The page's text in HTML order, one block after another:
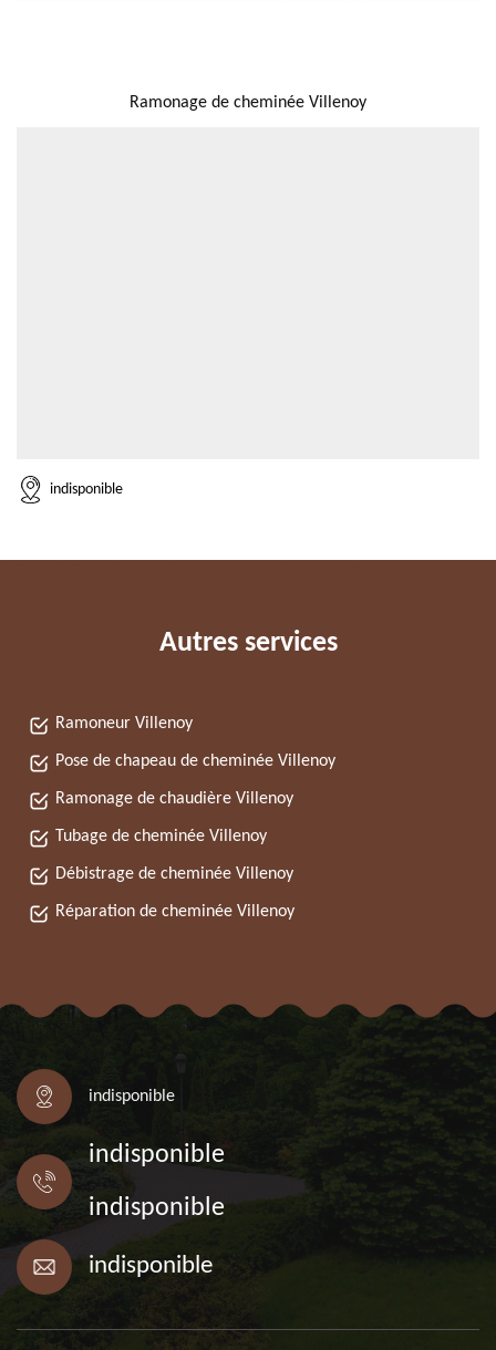
Ramonage de cheminée Villenoy
indisponible
Autres services
Ramoneur Villenoy
Pose de chapeau de cheminée Villenoy
Ramonage de chaudière Villenoy
Tubage de cheminée Villenoy
Débistrage de cheminée Villenoy
Réparation de cheminée Villenoy
indisponible
indisponible
indisponible
indisponible